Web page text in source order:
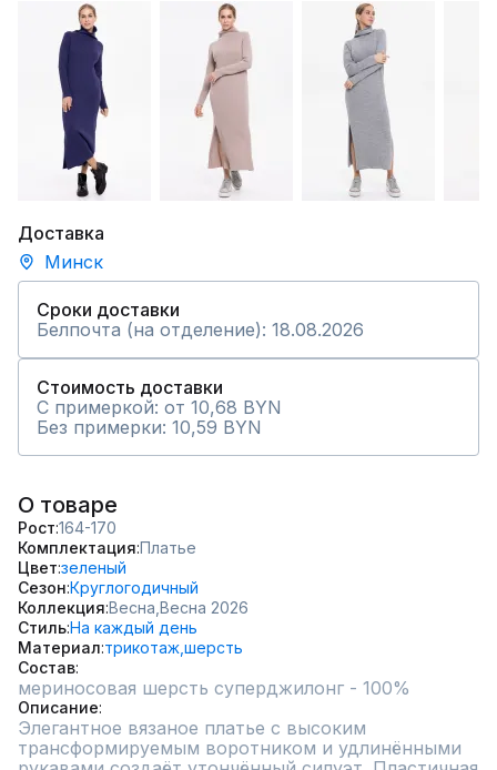
Доставка
Минск
Сроки доставки
Белпочта (на отделение): 18.08.2026
Стоимость доставки
С примеркой: от 10,68 BYN
Без примерки: 10,59 BYN
О товаре
Рост 164-170
Комплектация Платье
Цвет зеленый
Сезон Круглогодичный
Коллекция Весна, Весна 2026
СтильНа каждый день
Материал трикотаж, шерсть
Состав
мериносовая шерсть суперджилонг - 100%
Описание
Элегантное вязаное платье с высоким
трансформируемым воротником и удлинёнными